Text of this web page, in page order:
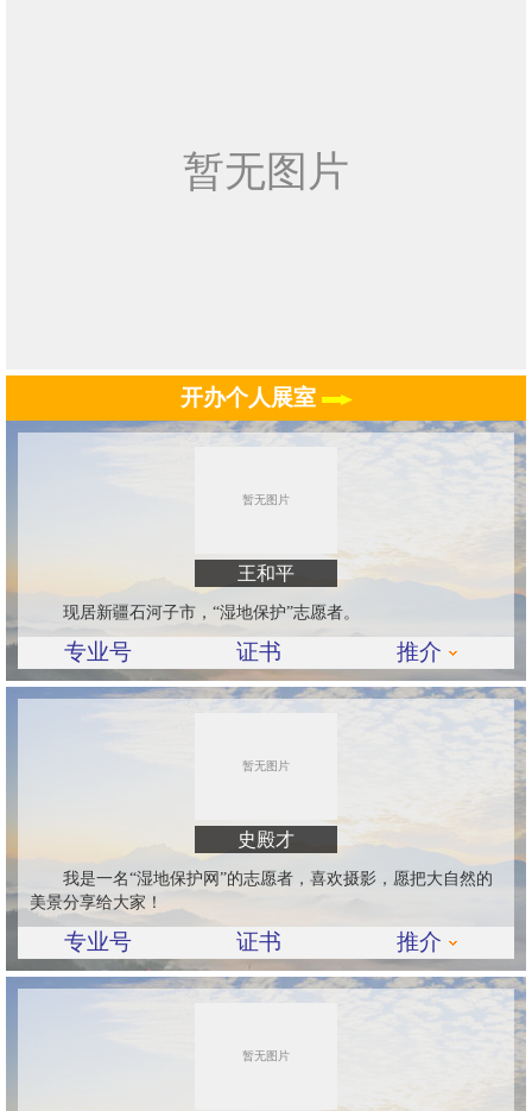
开办个人展室
王和平
现居新疆石河子市，“湿地保护”志愿者。
专业号 证书 推介
史殿才
我是一名“湿地保护网”的志愿者，喜欢摄影，愿把大自然的
美景分享给大家！
专业号 证书 推介